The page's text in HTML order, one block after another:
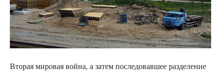
Вторая мировая война, а затем последовавшее разделение